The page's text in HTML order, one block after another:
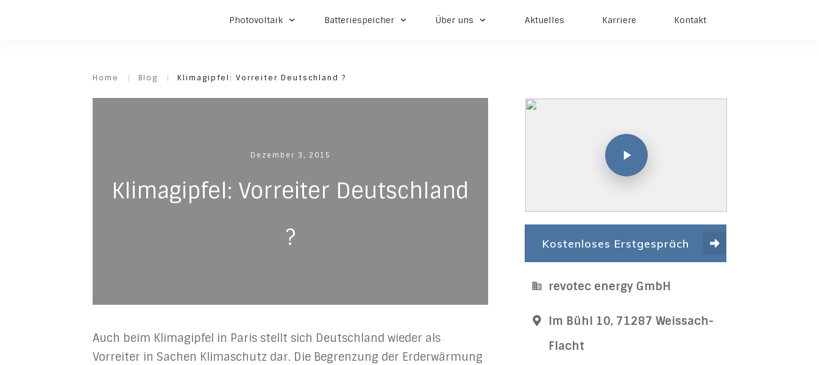
Photovoltaik Batteriespeicher Über uns Aktuelles Karriere Kontakt
Home | Blog | Klimagipfel: Vorreiter Deutschland ?
Dezember 3, 2015
Klimagipfel: Vorreiter Deutschland
?
Auch beim Klimagipfel in Paris stellt sich Deutschland wieder als
Vorreiter in Sachen Klimaschutz dar. Die Begrenzung der Erderwärmung
Kostenloses Erstgespräch
revotec energy GmbH
Im Bühl 10, 71287 Weissach-
Flacht